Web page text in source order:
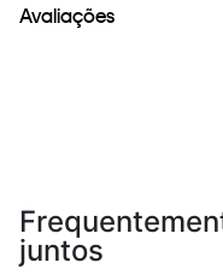
Avaliações
juntos